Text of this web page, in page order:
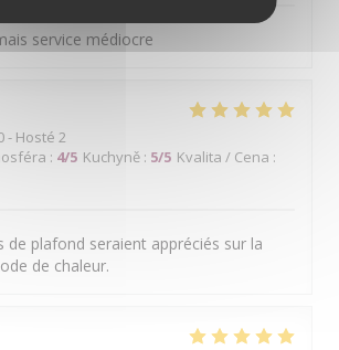
service médiocre
- Hosté 2
: 4/5 Kuchyně : 5/5 Kvalita / Cena :
de plafond seraient appréciés sur la
de chaleur.